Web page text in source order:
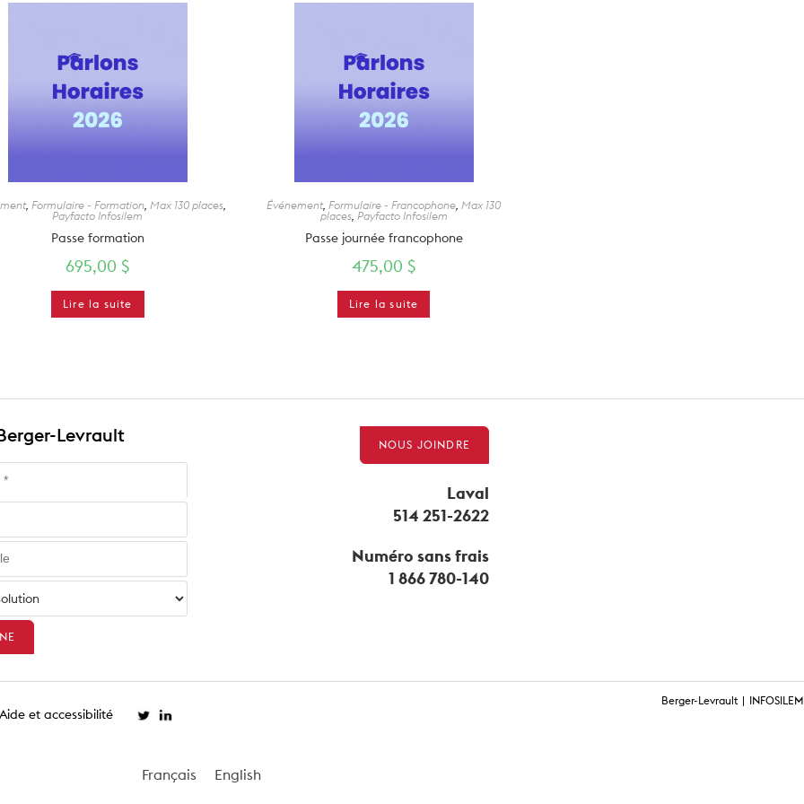
, Formulaire - Formation Max 130 places,
Payfacto Infosilem
Passe formation
695,00$
Lire la suite
Événement, Formulaire - Francophone Max 130
places, Payfacto Infosilem
Passe journée francophone
475,00$
Lire la suite
Levrault NOUS JOINDRE
Laval
514 251-2622
Numéro sans frais
1 866 780-140
Berger-Levrault INFOSILEM
Aide et accessibilité
Français English